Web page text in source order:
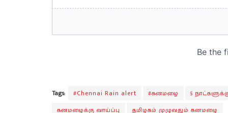
Tags: #Chennai Rain alert #கனமழை
5
கனமழைக்கு வாய்ப்பு
தமிழகம் முழுவதும் கனமழை